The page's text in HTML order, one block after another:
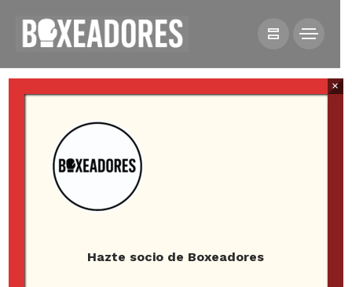
NOTICIAS
ESPN KNOCKOUTHazte socio de Boxeadores
×